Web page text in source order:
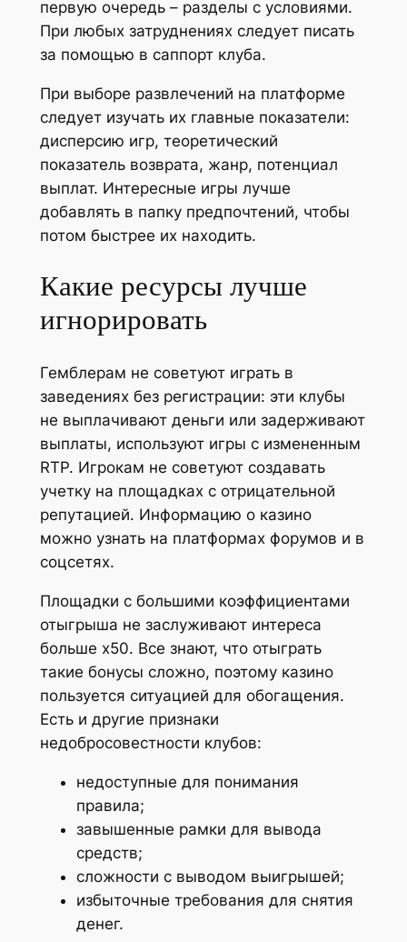
первую очередь – разделы с условиями.
При любых затруднениях следует писать
за помощью в саппорт клуба.
При выборе развлечений на платформе
следует изучать их главные показатели:
дисперсию игр, теоретический
показатель возврата, жанр, потенциал
выплат. Интересные игры лучше
добавлять в папку предпочтений, чтобы
потом быстрее их находить.
Какие ресурсы лучше
игнорировать
Гемблерам не советуют играть в
заведениях без регистрации: эти клубы
не выплачивают деньги или задерживают
выплаты, используют игры с измененным
RTP. Игрокам не советуют создавать
учетку на площадках с отрицательной
репутацией. Информацию о казино
можно узнать на платформах форумов и в
соцсетях.
Площадки с большими коэффициентами
отыгрыша не заслуживают интереса
больше x50. Все знают, что отыграть
такие бонусы сложно, поэтому казино
пользуется ситуацией для обогащения.
Есть и другие признаки
недобросовестности клубов:
недоступные для понимания
правила;
завышенные рамки для вывода
средств;
сложности с выводом выигрышей;
избыточные требования для снятия
денег.